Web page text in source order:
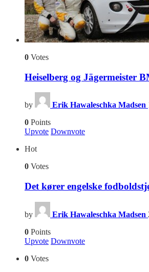
0 Votes
Heiselberg og Jägermeister
by Erik Hawaleschka Madsen
0 Points
Upvote Downvote
Hot
0 Votes
Det kører engelske
by Erik Hawaleschka Madsen
0 Points
Upvote Downvote
0 Votes